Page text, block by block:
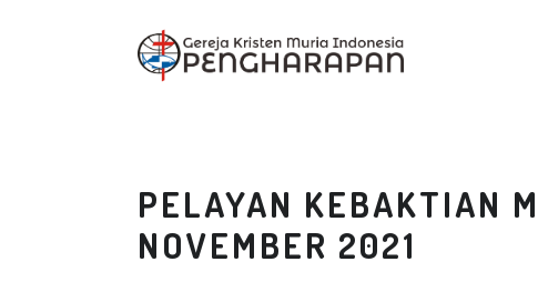
PELAYAN KEBAKTIAN
NOVEMBER 2021